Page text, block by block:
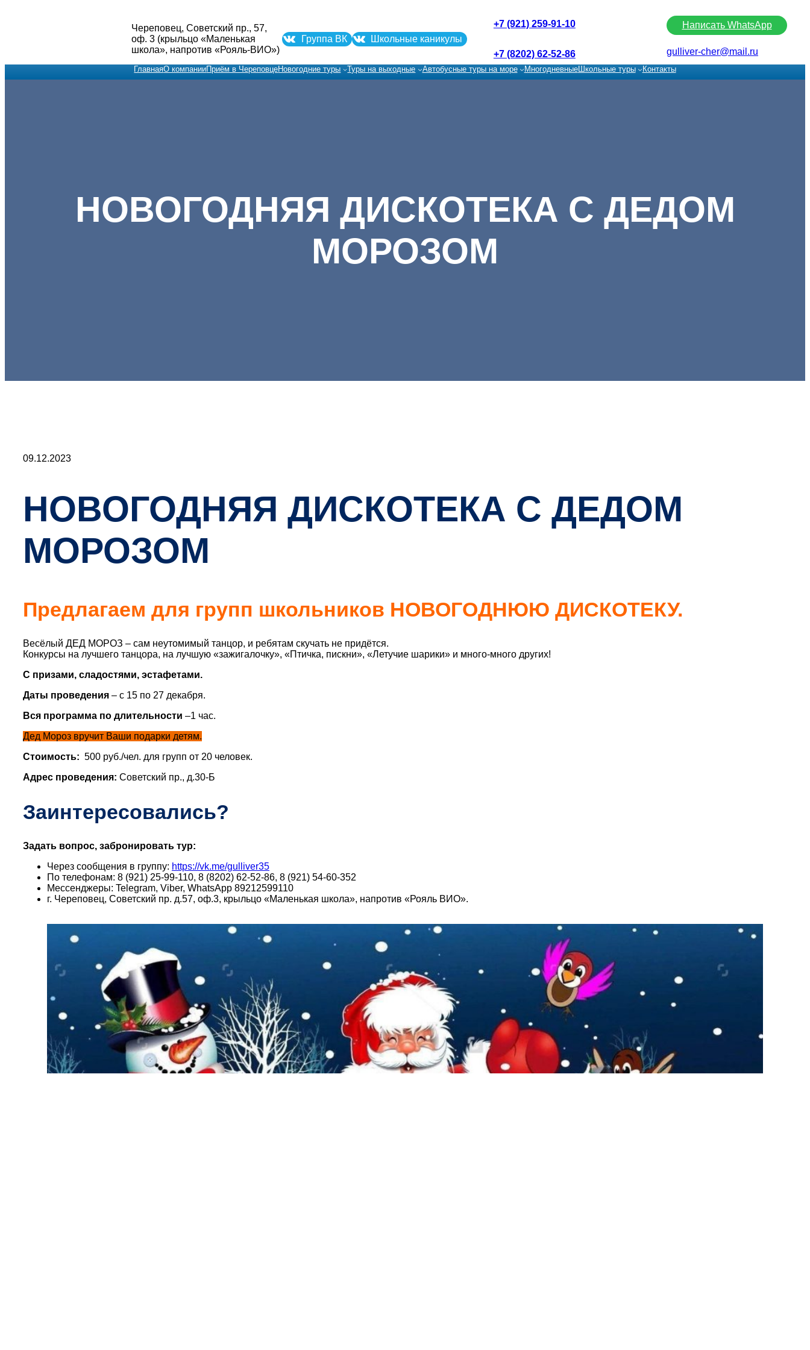
Череповец, Советский пр., 57,
оф. 3 (крыльцо «Маленькая
школа», напротив «Рояль-ВИО»)
Группа ВК Школьные каникулы
+7 (921) 259-91-10
+7 (8202) 62-52-86
Написать WhatsApp
gulliver-cher@mail.ru
ГлавнаяО компанииПриём в ЧереповцеНовогодние туры Туры на выходные Автобусные туры на море МногодневныеШкольные туры Контакты
НОВОГОДНЯЯ ДИСКОТЕКА С ДЕДОМ
МОРОЗОМ
09.12.2023
НОВОГОДНЯЯ ДИСКОТЕКА С ДЕДОМ
МОРОЗОМ
Предлагаем для групп школьников НОВОГОДНЮЮ ДИСКОТЕКУ.
Весёлый ДЕД МОРОЗ – сам неутомимый танцор, и ребятам скучать не придётся.
Конкурсы на лучшего танцора, на лучшую «зажигалочку», «Птичка, пискни», «Летучие шарики» и много-много других!
С призами, сладостями, эстафетами.
Даты проведения – с 15 по 27 декабря.
Вся программа по длительности –1 час.
Дед Мороз вручит Ваши подарки детям.
Стоимость: 500 руб./чел. для групп от 20 человек.
Адрес проведения: Советский пр., д.30-Б
Заинтересовались?
Задать вопрос, забронировать тур:
Через сообщения в группу: https://vk.me/gulliver35
По телефонам: 8 (921) 25-99-110, 8 (8202) 62-52-86, 8 (921) 54-60-352
Мессенджеры: Telegram, Viber, WhatsApp 89212599110
г. Череповец, Советский пр. д.57, оф.3, крыльцо «Маленькая школа», напротив «Рояль ВИО».